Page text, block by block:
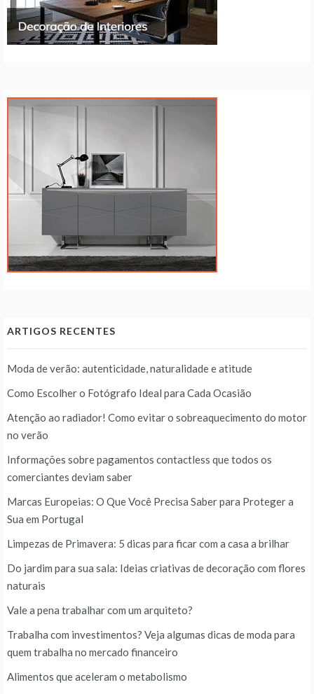
ARTIGOS RECENTES
Moda de verão: autenticidade, naturalidade e atitude
Como Escolher o Fotógrafo Ideal para Cada Ocasião
Atenção ao radiador! Como evitar o sobreaquecimento do motor
no verão
Informações sobre pagamentos contactless que todos os
comerciantes deviam saber
Marcas Europeias: O Que Você Precisa Saber para Proteger a
Sua em Portugal
Limpezas de Primavera: 5 dicas para ficar com a casa a brilhar
Do jardim para sua sala: Ideias criativas de decoração com flores
naturais
Vale a pena trabalhar com um arquiteto?
Trabalha com investimentos? Veja algumas dicas de moda para
quem trabalha no mercado financeiro
Alimentos que aceleram o metabolismo